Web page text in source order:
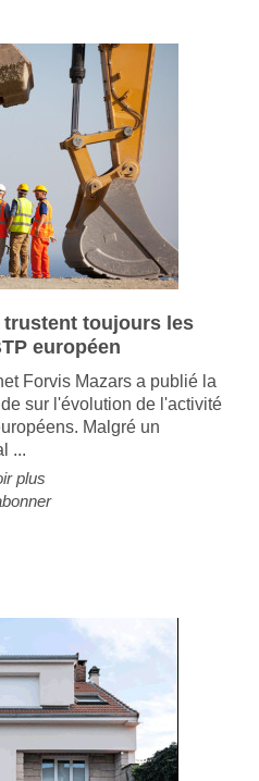
toujours les
européen
Forvis Mazars a publié la
sur l'évolution de l'activité
Malgré un
plus